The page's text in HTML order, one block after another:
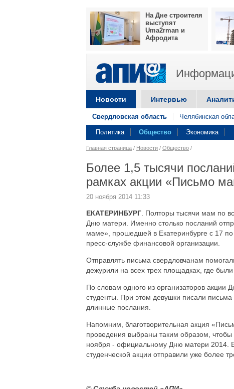
На Дне строителя
выступят
Uma2rman и
Афродита
Новости Интервью
Свердловская область Челябинская
Политика Общество Экономика
Главная страница / Новости / Общество /
Более 1,5 тысячи
рамках акции «Письмо
20 ноября 2014 11:33
ЕКАТЕРИНБУРГ . Полторы тысячи мам по
Дню матери. Именно столько посланий
маме», прошедшей в Екатеринбурге с 17
пресс-службе финансовой организации.
Отправлять письма свердловчанам
дежурили на всех трех площадках, где
По словам одного из организаторов акции
студенты. При этом девушки писали
длинные послания.
Напомним, благотворительная акция
проведения выбраны таким образом, чтобы
ноября - официальному Дню матери 2014.
студенческой акции отправили уже более